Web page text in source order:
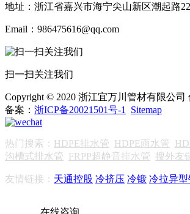
地址：浙江省嘉兴市海宁尖山新区潮起路
Email：986475616@qq.com
扫一扫关注我们
Copyright © 2020 浙江宜万川管材有限公
备案： 浙ICP备20021501号-1 Sitemap
热门搜索： HDPE排水管 HDPE雨水管
沟槽式排水管 FRPP超静音排水管 搜外友
友情链接： 天通控股 冷挤压 冷锻 冷拉异型